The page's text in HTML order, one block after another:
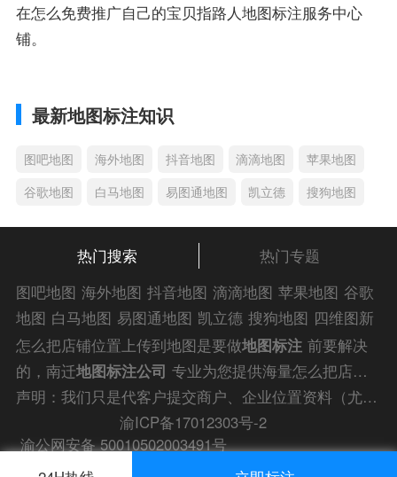
在怎么免费推广自己的宝贝指路人地图标注服务中心
铺。
最新地图标注知识
图吧地图 海外地图 抖音地图 滴滴地图
苹果地图
谷歌地图
白马地图 易图通地图 凯立德 搜狗地图
热门搜索
热门专题
图吧地图 海外地图 抖音地图 滴滴地图 苹果地图 谷歌
地图 白马地图 易图通地图 凯立德 搜狗地图 四维图新
地图 车载地图 导航地图 手机地图 搜搜地图 好搜地图
老虎地图 电子地图 卫星地图 美团地图 大众点评地图
苹果 导航犬 老虎
怎么把店铺位置上传到地图是要做地图标注 前要解决
的，南迁地图标注公司 专业为您提供海量怎么把店铺
位置上传到地图解答信息，为您的企业商户、门店地图
快速上线！
声明：我们只是代客户提交商户、企业位置资料（尤其是不会操作觉得繁琐的客户），不是地图标注平台方。所提供服务为商业有偿帮助咨询人工服务费，全程都是人工提交资料，自身并不能对第三方网站的原始内容进行编辑，请知悉。
渝ICP备17012303号-2
渝公网安备 50010502003491号